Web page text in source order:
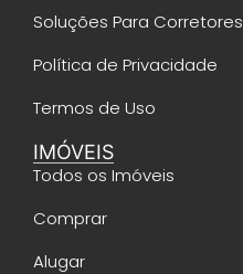
Soluções Para Corretores
Política de Privacidade
Termos de Uso
IMÓVEIS
Todos os Imóveis
Comprar
Alugar